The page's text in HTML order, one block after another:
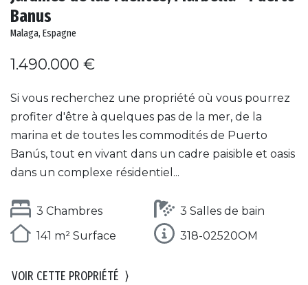
Banus
Malaga, Espagne
1.490.000 €
Si vous recherchez une propriété où vous pourrez
profiter d'être à quelques pas de la mer, de la
marina et de toutes les commodités de Puerto
Banús, tout en vivant dans un cadre paisible et oasis
dans un complexe résidentiel...
3 Chambres
3 Salles de bain
141 m² Surface
318-02520OM
VOIR CETTE PROPRIÉTÉ ⟩